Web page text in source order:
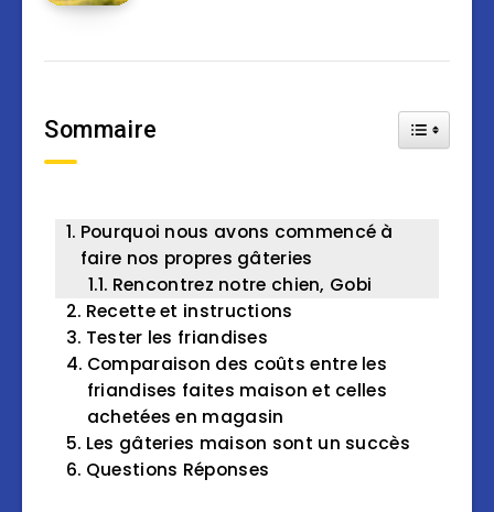
Sommaire Toggle
Pourquoi nous avons commencé à
faire nos propres gâteries
Rencontrez notre chien, Gobi
Recette et instructions
Tester les friandises
Comparaison des coûts entre les
friandises faites maison et celles
achetées en magasin
Les gâteries maison sont un succès
Questions Réponses